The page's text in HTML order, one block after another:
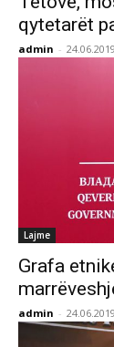
qytetarët
admin - 24.06.2019
Lajme
Grafa
admin - 24.06.2019